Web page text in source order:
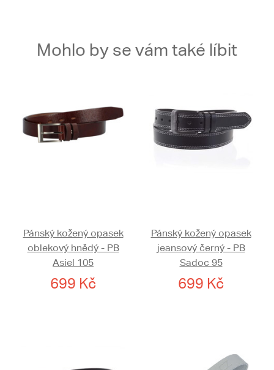
Mohlo by se vám také líbit
Pánský kožený opasek
oblekový hnědý - PB
Asiel 105
699 Kč
Pánský kožený opasek
jeansový černý - PB
Sadoc 95
699 Kč